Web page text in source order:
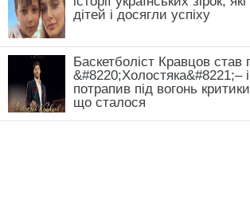
дітей і досягли успіху
Баскетболіст Кравцов став
&#8220;Холостяка&#8221;–
потрапив під вогонь
що сталося